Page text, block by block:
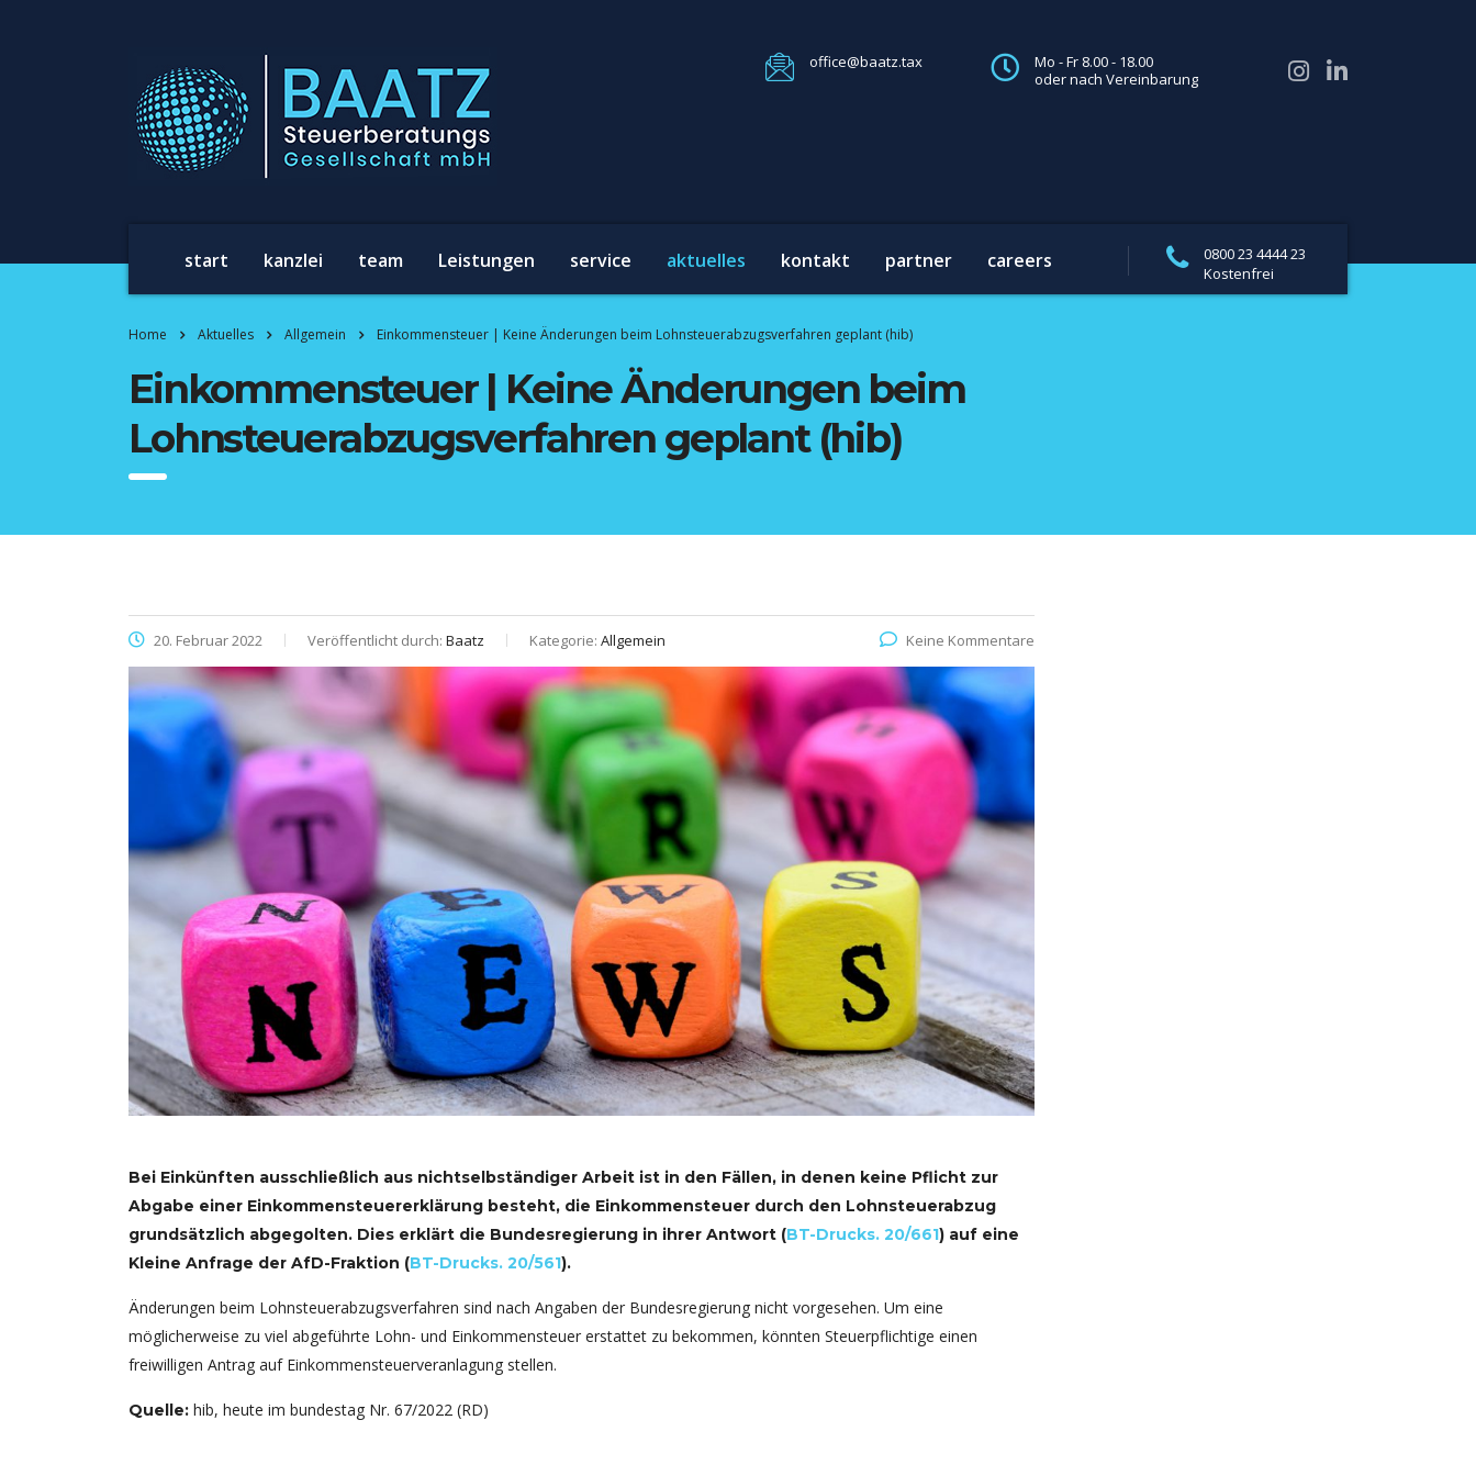
Mo - Fr 8.00 - 18.00
oder nach Vereinbarung
office@baatz.tax
start kanzlei team Leistungen service aktuelles kontakt partner careers
0800 23 4444 23
Kostenfrei
Home Aktuelles Allgemein Einkommensteuer | Keine Änderungen beim Lohnsteuerabzugsverfahren geplant (hib)
Einkommensteuer | Keine Änderungen beim
Lohnsteuerabzugsverfahren geplant (hib)
20. Februar 2022 Veröffentlicht durch: Baatz Kategorie: Allgemein Keine Kommentare
Bei Einkünften ausschließlich aus nichtselbständiger Arbeit ist in den Fällen, in denen keine Pflicht zur
Abgabe einer Einkommensteuererklärung besteht, die Einkommensteuer durch den Lohnsteuerabzug
grundsätzlich abgegolten. Dies erklärt die Bundesregierung in ihrer Antwort (BT-Drucks. 20/661) auf eine
Kleine Anfrage der AfD-Fraktion (BT-Drucks. 20/561).
Änderungen beim Lohnsteuerabzugsverfahren sind nach Angaben der Bundesregierung nicht vorgesehen. Um eine
möglicherweise zu viel abgeführte Lohn- und Einkommensteuer erstattet zu bekommen, könnten Steuerpflichtige einen
freiwilligen Antrag auf Einkommensteuerveranlagung stellen.
Quelle: hib, heute im bundestag Nr. 67/2022 (RD)